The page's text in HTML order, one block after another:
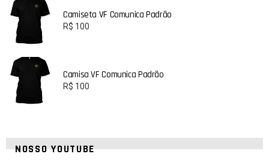
Camiseta VF Comunica Padrão
R$ 100
Camisa VF Comunica Padrão
R$ 100
NOSSO YOUTUBE